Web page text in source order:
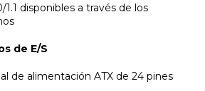
disponibles a través de los
de E/S
de alimentación ATX de 24 pines